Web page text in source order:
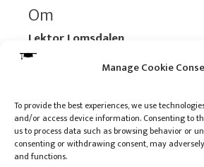
Manage Cookie
To provide the best experiences, we use
and/or access device information. Consenting to
us to process data such as browsing behavior or
consenting or withdrawing consent, may
and functions.
Om
Lektor Lomsdalen
Organisasjonsnummer:
920 712
Les mer:Om selskapet
Les mer:Om reklame på